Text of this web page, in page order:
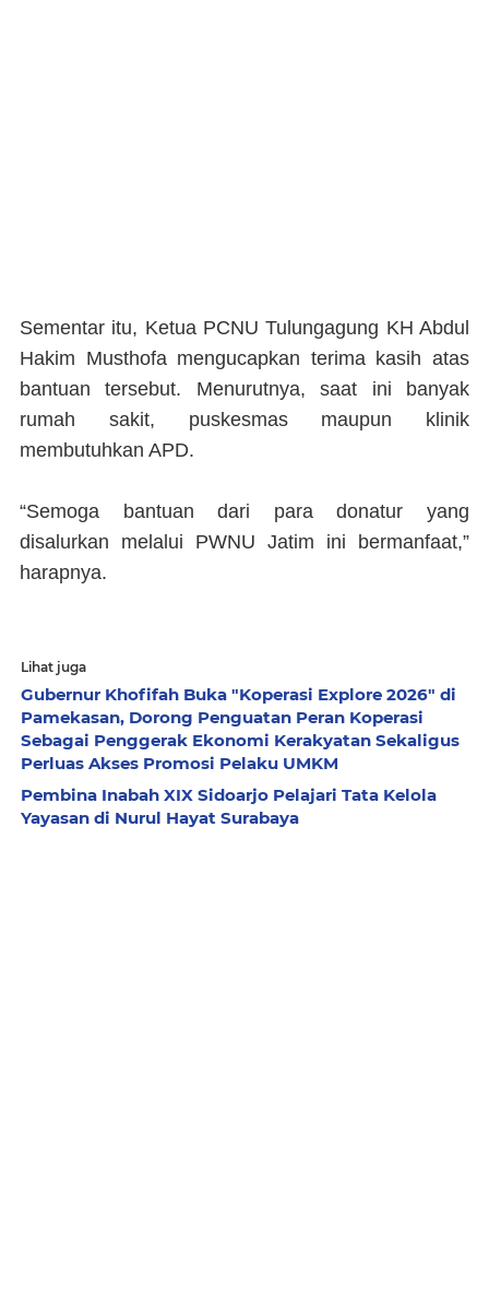
Sementar itu, Ketua PCNU Tulungagung KH Abdul
Hakim Musthofa mengucapkan terima kasih atas
bantuan tersebut. Menurutnya, saat ini banyak
rumah sakit, puskesmas maupun klinik
membutuhkan APD.
“Semoga bantuan dari para donatur yang
disalurkan melalui PWNU Jatim ini bermanfaat,”
harapnya.
Lihat juga
Gubernur Khofifah Buka "Koperasi Explore 2026" di
Pamekasan, Dorong Penguatan Peran Koperasi
Sebagai Penggerak Ekonomi Kerakyatan Sekaligus
Perluas Akses Promosi Pelaku UMKM
Pembina Inabah XIX Sidoarjo Pelajari Tata Kelola
Yayasan di Nurul Hayat Surabaya